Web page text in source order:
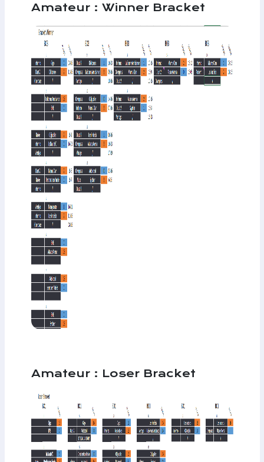
Amateur : Winner Bracket
Amateur : Loser Bracket